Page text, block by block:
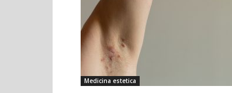
Medicina estetica